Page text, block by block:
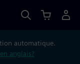
automatique.
anglais?